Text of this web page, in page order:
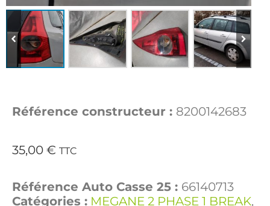
Référence constructeur : 8200142683
35,00 € TTC
Référence Auto Casse 25 : 66140713
Catégories : MEGANE 2 PHASE 1 BREAK,